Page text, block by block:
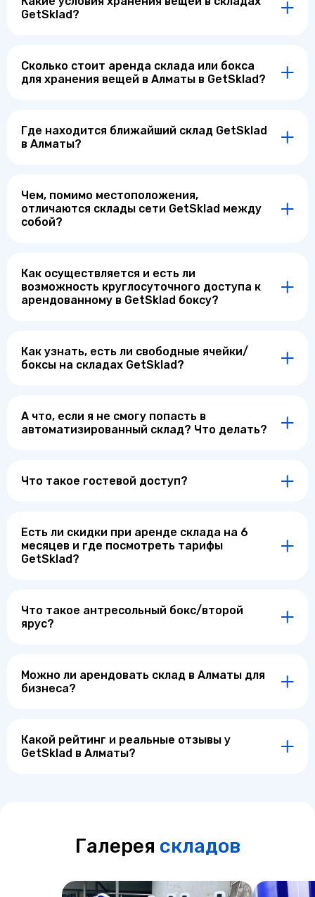
GetSklad?
Сколько стоит аренда склада или бокса
для хранения вещей в Алматы в GetSklad?
Где находится ближайший склад GetSklad
в Алматы?
Чем, помимо местоположения,
отличаются склады сети GetSklad между
собой?
Как осуществляется и есть ли
возможность круглосуточного доступа к
арендованному в GetSklad боксу?
Как узнать, есть ли свободные ячейки/
боксы на складах GetSklad?
А что, если я не смогу попасть в
автоматизированный склад? Что делать?
Что такое гостевой доступ?
Есть ли скидки при аренде склада на 6
месяцев и где посмотреть тарифы
GetSklad?
Что такое антресольный бокс/второй
ярус?
Можно ли арендовать склад в Алматы для
бизнеса?
Какой рейтинг и реальные отзывы у
GetSklad в Алматы?
Галерея складов